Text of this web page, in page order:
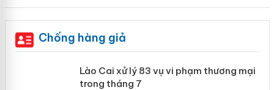
Chống hàng giả
Lào Cai xử lý 83 vụ vi phạm thương
mại trong tháng 7